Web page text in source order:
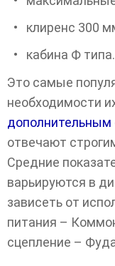
клиренс 300
кабина Ф типа.
Это самые
необходимости
дополнительным
отвечают
Средние
варьируются в
зависеть от
питания –
сцепление –